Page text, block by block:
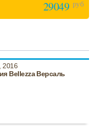
29049 руб
2016
Bellezza Версаль